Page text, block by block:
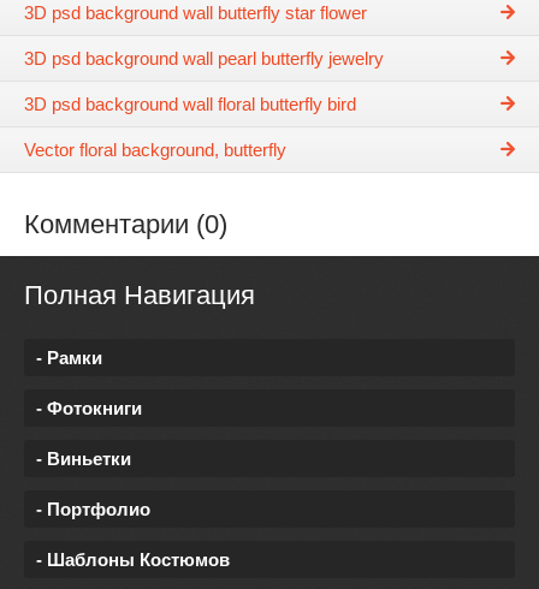
3D psd background wall butterfly star flower
3D psd background wall pearl butterfly jewelry
3D psd background wall floral butterfly bird
Vector floral background, butterfly
Комментарии (0)
Полная Навигация
- Рамки
- Фотокниги
- Виньетки
- Портфолио
- Шаблоны Костюмов